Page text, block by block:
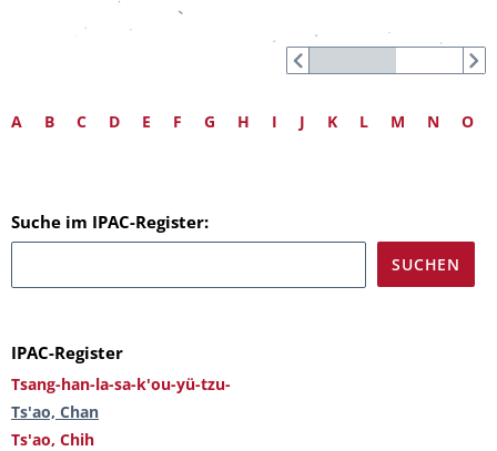
A B C D E F G H I J K L M N O
Suche im IPAC-Register:
IPAC-Register
Tsang-han-la-sa-k'ou-yü-tzu-
Ts'ao, Chan
Ts'ao, Chih